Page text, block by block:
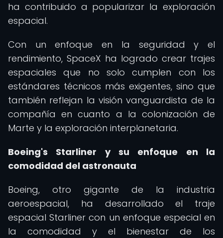
ha contribuido a popularizar la exploración
espacial.
Con un enfoque en la seguridad y el
rendimiento, SpaceX ha logrado crear trajes
espaciales que no solo cumplen con los
estándares técnicos más exigentes, sino que
también reflejan la visión vanguardista de la
compañía en cuanto a la colonización de
Marte y la exploración interplanetaria.
Boeing's Starliner y su enfoque en la
comodidad del astronauta
Boeing, otro gigante de la industria
aeroespacial, ha desarrollado el traje
espacial Starliner con un enfoque especial en
la comodidad y el bienestar de los